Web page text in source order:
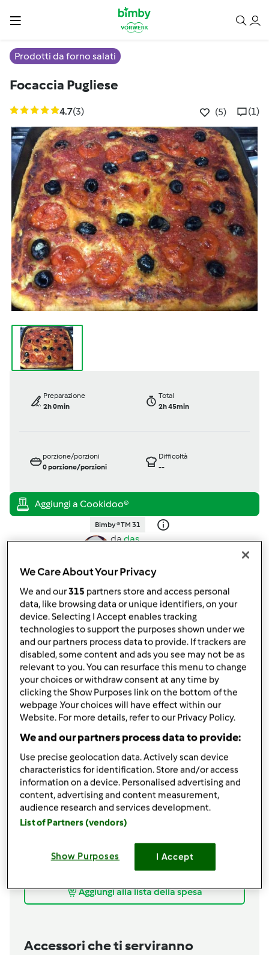
Prodotti da forno salati
Focaccia Pugliese
4.7(3) (5) (1)
Preparazione
2h 0min
Total
2h 45min
porzione/porzioni
0porzione/porzioni
Difficoltà
--
Bimby ® TM 31
dadas
Aggiungi alle mie raccolte
condividi la ricetta
Crea variante
Ingredienti
X l&#039;impasto
400 g di farina di semola di grano duro
100 g di farina 00
350 g di acqua
1\2 cubetto di lievito di birra
1 cucchiaino di sale
mezzo cucchiaino di miele
x condire : olio ,pomodorini cigliegino,salsa di
pimodoro,olive in salamoia,sale e origano il tutto
Aggiungi alla lista della spesa
Accessori che ti serviranno
We Care About Your Privacy
We and our315 partners store and access personal
data, like browsing data or unique identifiers, on your
device. Selecting I Accept enables tracking
technologies to support the purposes shown under we
and our partners process data to provide. If trackers are
disabled, some content and ads you see may not be as
relevant to you. You can resurface this menu to change
your choices or withdraw consent at any time by
clicking the Show Purposes link on the bottom of the
webpage .Your choices will have effect within our
Website. For more details, refer to our Privacy Policy.
We and our partners process data to provide:
Use precise geolocation data. Actively scan device
characteristics for identification. Store and/or access
information on a device. Personalised advertising and
content, advertising and content measurement,
audience research and services development.
List of Partners (vendors)
Show Purposes I Accept